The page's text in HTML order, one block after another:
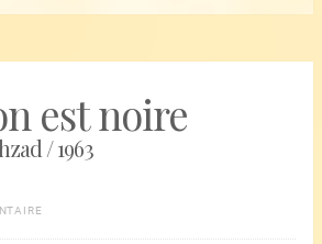
est noire
/ 1963